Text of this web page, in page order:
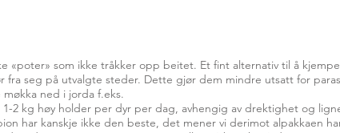
«poter» som ikke tråkker opp beitet. Et fint alternativ til å
seg på utvalgte steder. Dette gjør dem mindre utsatt for
ned i jorda f.eks.
2 kg høy holder per dyr per dag, avhengig av drektighet og
har kanskje ikke den beste, det mener vi derimot alpakkaen